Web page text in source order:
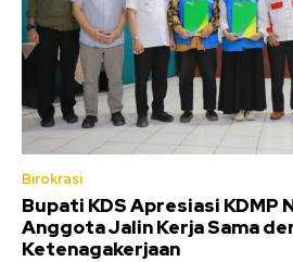
Birokrasi
Bupati KDS Apresiasi KDMP
Anggota Jalin Kerja Sama
Ketenagakerjaan